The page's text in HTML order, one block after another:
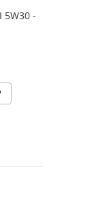
5W30 -